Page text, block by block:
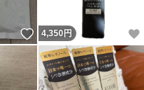
いいね！
4,350 円